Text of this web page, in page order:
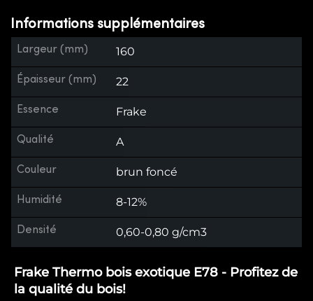
Informations supplémentaires
Largeur (mm) 160
Épaisseur (mm) 22
Essence Frake
Qualité A
Couleur brun foncé
Humidité 8-12%
Densité 0,60-0,80 g/cm3
Frake Thermo bois exotique E78 - Profitez de
la qualité du bois!